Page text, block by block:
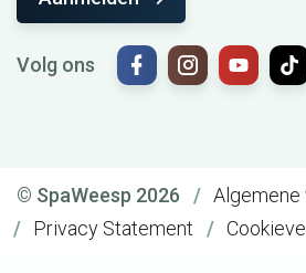
Volg ons
© SpaWeesp 2026
Algemene
Privacy Statement